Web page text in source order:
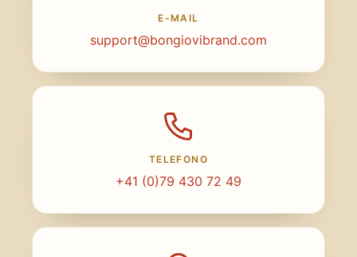
E-MAIL
support@bongiovibrand.com
TELEFONO
+41 (0)79 430 72 49